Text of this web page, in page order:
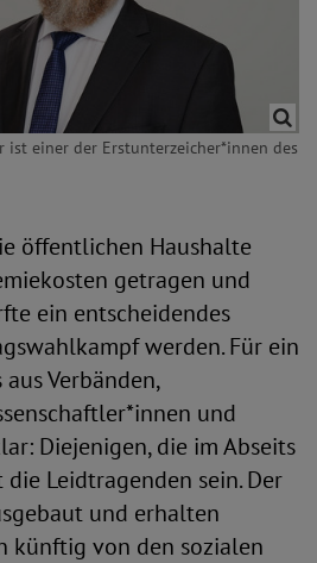
ist einer der Erstunterzeicher*innen des
öffentlichen Haushalte
getragen und
ein entscheidendes
werden. Für ein
Verbänden,
und
Diejenigen, die im Abseits
Leidtragenden sein. Der
und erhalten
künftig von den sozialen